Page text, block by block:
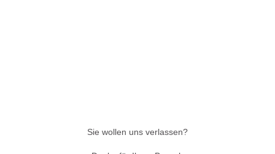
Sie wollen uns verlassen?